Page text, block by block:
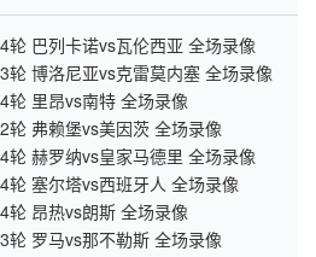
巴列卡诺vs瓦伦西亚 全场录像
博洛尼亚vs克雷莫内塞 全场录像
里昂vs南特 全场录像
弗赖堡vs美因茨 全场录像
赫罗纳vs皇家马德里 全场录像
塞尔塔vs西班牙人 全场录像
昂热vs朗斯 全场录像
罗马vs那不勒斯 全场录像